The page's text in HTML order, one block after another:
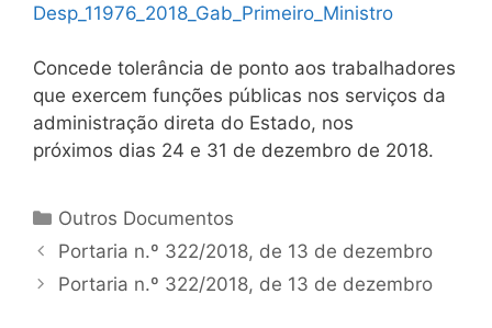
Desp_11976_2018_Gab_Primeiro_Ministro
Concede tolerância de ponto aos trabalhadores
que exercem funções públicas nos serviços da
administração direta do Estado, nos
próximos dias 24 e 31 de dezembro de 2018.
Categorias
Outros Documentos
Navegação
de
Portaria n.º 322/2018, de 13 de dezembro
Portaria n.º 322/2018, de 13 de dezembro